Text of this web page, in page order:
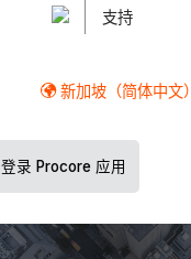
支持
新加坡（简体中文）
登录 Procore 应用